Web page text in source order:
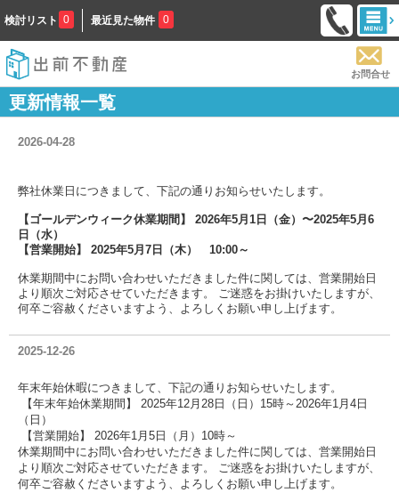
検討リスト 0 最近見た物件 0
お問合せ
更新情報一覧
2026-04-28
弊社休業日につきまして、下記の通りお知らせいたします。
【ゴールデンウィーク休業期間】 2026年5月1日（金）〜2025年5月6
日（水）
【営業開始】 2025年5月7日（木） 10:00～
休業期間中にお問い合わせいただきました件に関しては、営業開始日
より順次ご対応させていただきます。 ご迷惑をお掛けいたしますが、
何卒ご容赦くださいますよう、よろしくお願い申し上げます。
2025-12-26
年末年始休暇につきまして、下記の通りお知らせいたします 。
【年末年始休業期間】 2025年12月28日（日）15時～ 2026年1月4日
（日）
【営業開始】 2026年1月5日（月）10時～
休業期間中にお問い合わせいただきました件に関しては、営業開始日
より順次ご対応させていただきます。 ご迷惑をお掛けいたしますが、
何卒ご容赦くださいますよう、よろしくお願い申し上げます。